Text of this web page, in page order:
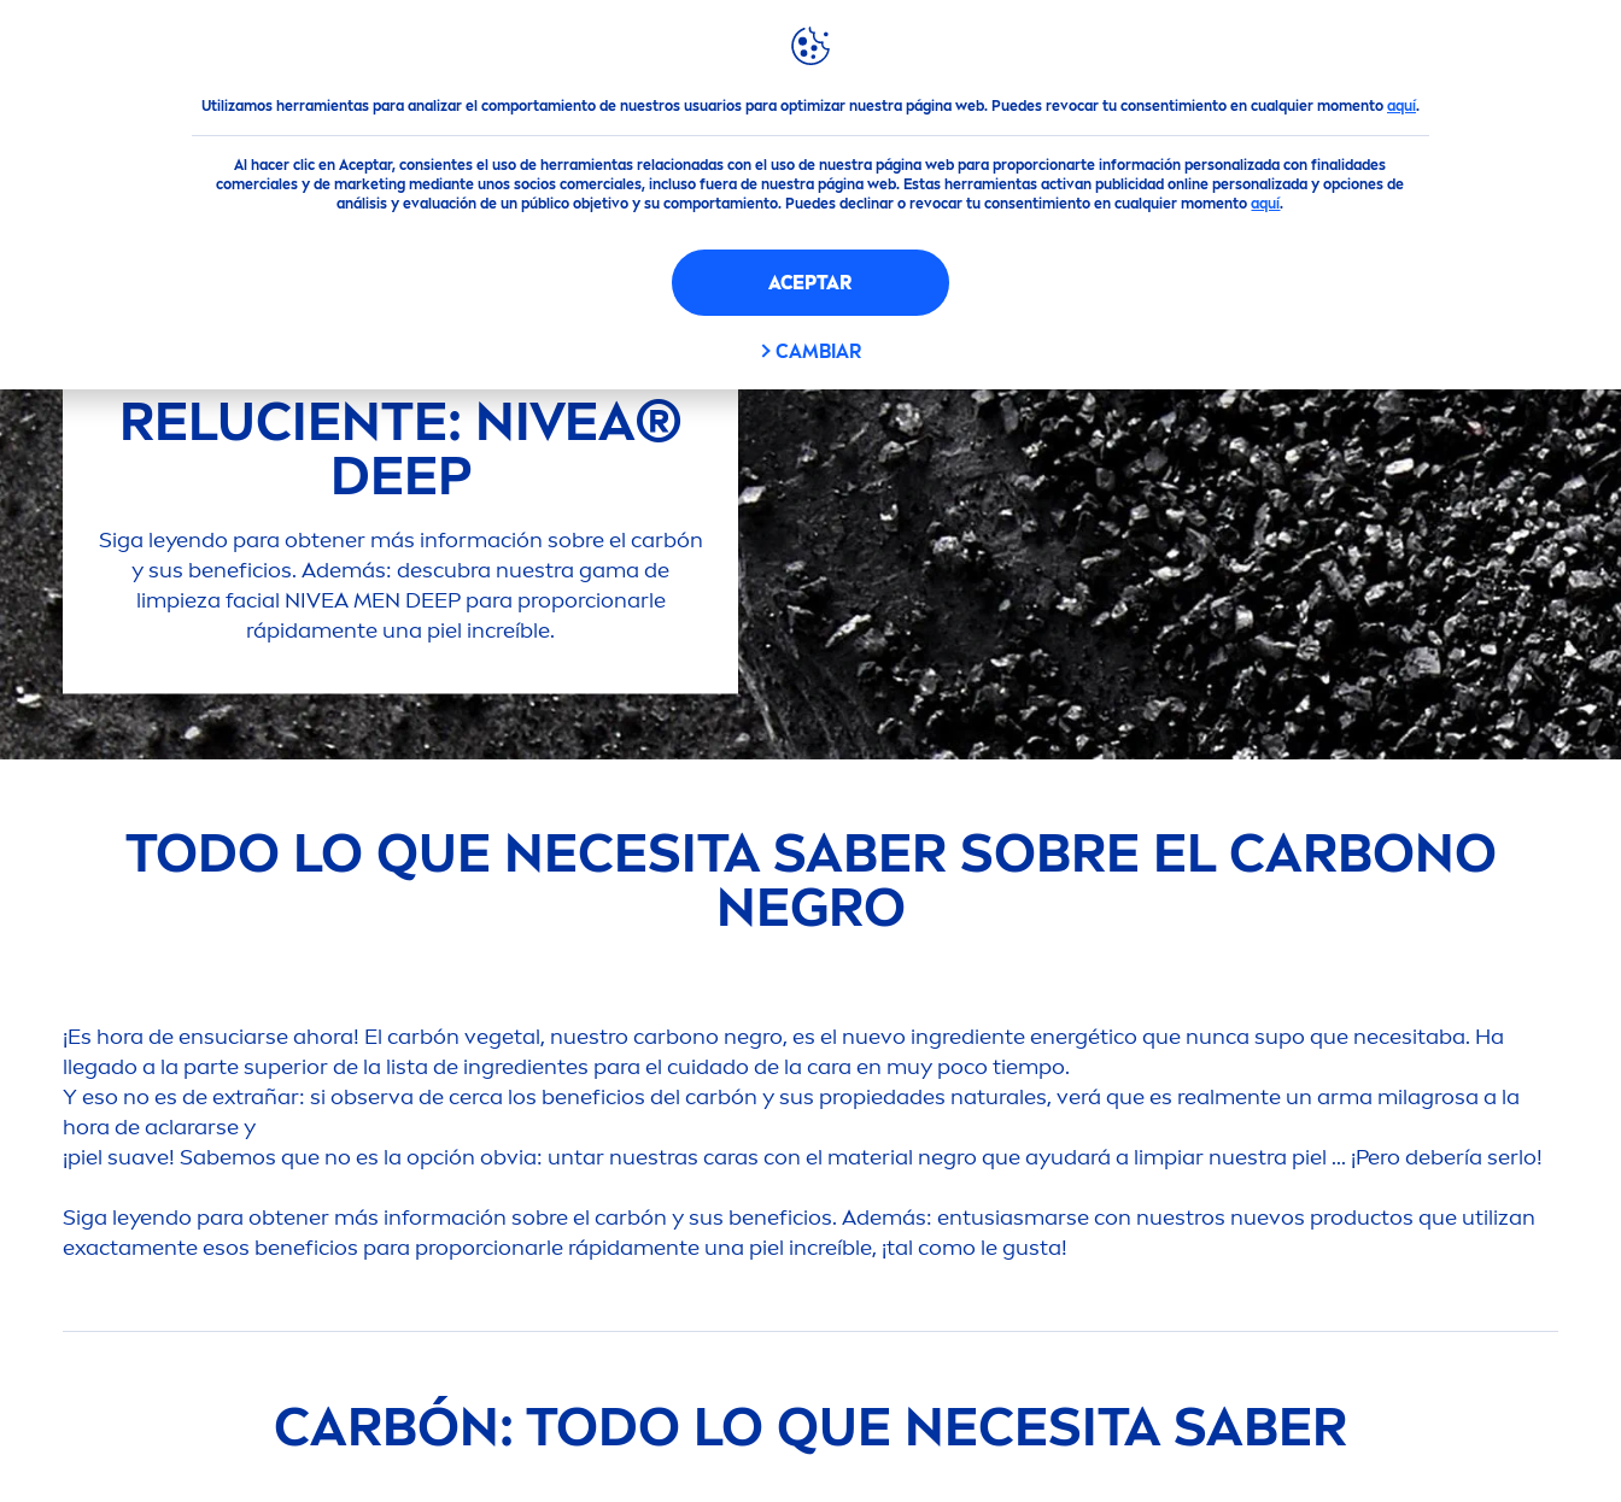
Utilizamos herramientas para analizar el comportamiento de nuestros usuarios para optimizar nuestra página web. Puedes revocar tu consentimiento en cualquier momento aquí.
Al hacer clic en Aceptar, consientes el uso de herramientas relacionadas con el uso de nuestra página web para proporcionarte información personalizada con finalidades
comerciales y de marketing mediante unos socios comerciales, incluso fuera de nuestra página web. Estas herramientas activan publicidad online personalizada y opciones de
análisis y evaluación de un público objetivo y su comportamiento. Puedes declinar o revocar tu consentimiento en cualquier momentoaquí.
ACEPTAR
CAMBIAR
DESTACADOS
NIVEAMEN ¿Cuáles beneficios tiene el carbón para la salud del hombre?
RELUCIENTE:NIVEA®
DEEP
Siga leyendo para obtener más información sobre el carbón
y sus beneficios. Además: descubra nuestra gama de
limpieza facial NIVEA MEN DEEPpara proporcionarle
rápidamente una piel increíble.
TODO LO QUE NECESITA SABER SOBRE EL CARBONO
NEGRO
¡Es hora de ensuciarse ahora! El carbón vegetal, nuestro carbono negro, es el nuevo ingrediente energético que nunca supo que necesitaba. Ha
llegado a la parte superior de la lista de ingredientes para el cuidado de la cara en muy poco tiempo.
Y eso no es de extrañar: si observa de cerca los beneficios del carbón y sus propiedades naturales, verá que es realmente un arma milagrosa a la
hora de aclararse y
¡piel suave! Sabemos que no es la opción obvia: untar nuestras caras con el material negro que ayudará a limpiar nuestra piel ... ¡Pero debería serlo!
Siga leyendo para obtener más información sobre el carbón y sus beneficios. Además: entusiasmarse con nuestros nuevos productos que utilizan
exactamente esos beneficios para proporcionarle rápidamente una piel increíble, ¡tal como le gusta!
CARBÓN: TODO LO QUE NECESITA SABER